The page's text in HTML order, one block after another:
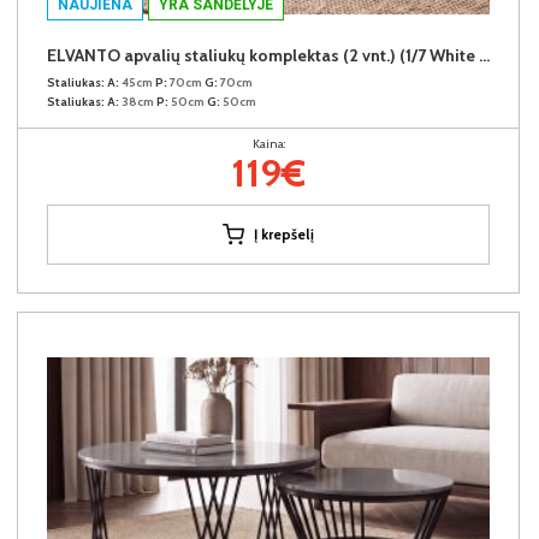
NAUJIENA YRA SANDĖLYJE
ELVANTO apvalių staliukų komplektas (2 vnt.) (1/7 White Marble Gloss)
Staliukas: A: 45cm P: 70cm G: 70cm
Staliukas: A: 38cm P: 50cm G: 50cm
Kaina:
119€
Į krepšelį